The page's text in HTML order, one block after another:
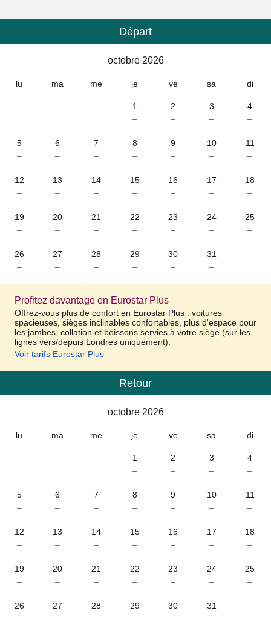
Calendrier
Départ
octobre 2026
lu ma me je ve sa di
1
–
2
–
3
–
4
–
5
–
6
–
7
–
8
–
9
–
10
–
11
–
12
–
13
–
14
–
15
–
16
–
17
–
18
–
19
–
20
–
21
–
22
–
23
–
24
–
25
–
26
–
27
–
28
–
29
–
30
–
31
–
Profitez davantage en Eurostar Plus
Offrez-vous plus de confort en Eurostar Plus : voitures
spacieuses, sièges inclinables confortables, plus d'espace pour
les jambes, collation et boissons servies à votre siège (sur les
lignes vers/depuis Londres uniquement).
Voir tarifs Eurostar Plus
Calendrier
Retour
octobre 2026
lu ma me je ve sa di
1
–
2
–
3
–
4
–
5
–
6
–
7
–
8
–
9
–
10
–
11
–
12
–
13
–
14
–
15
–
16
–
17
–
18
–
19
–
20
–
21
–
22
–
23
–
24
–
25
–
26
–
27
–
28
–
29
–
30
–
31
–